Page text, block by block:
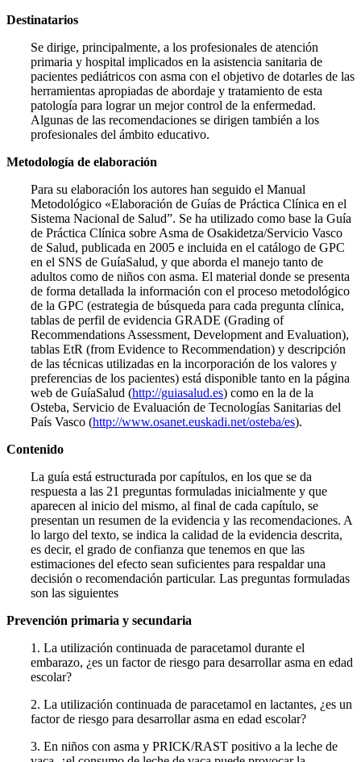
Destinatarios
Se dirige, principalmente, a los profesionales de atención
primaria y hospital implicados en la asistencia sanitaria de
pacientes pediátricos con asma con el objetivo de dotarles de las
herramientas apropiadas de abordaje y tratamiento de esta
patología para lograr un mejor control de la enfermedad.
Algunas de las recomendaciones se dirigen también a los
profesionales del ámbito educativo.
Metodología de elaboración
Para su elaboración los autores han seguido el Manual
Metodológico «Elaboración de Guías de Práctica Clínica en el
Sistema Nacional de Salud”. Se ha utilizado como base la Guía
de Práctica Clínica sobre Asma de Osakidetza/Servicio Vasco
de Salud, publicada en 2005 e incluida en el catálogo de GPC
en el SNS de GuíaSalud, y que aborda el manejo tanto de
adultos como de niños con asma. El material donde se presenta
de forma detallada la información con el proceso me­todológico
de la GPC (estrategia de búsqueda para cada pregunta clínica,
tablas de perfil de evidencia GRADE (Grading of
Recommendations Assessment, Development and Eva­luation),
tablas EtR (from Evidence to Recommendation) y descripción
de las técnicas utilizadas en la incorporación de los valores y
preferencias de los pacientes) está disponible tanto en la página
web de GuíaSalud (http://guiasalud.es) como en la de la
Osteba, Servicio de Evaluación de Tecnologías Sanitarias del
País Vasco (http://www.osanet.euskadi.net/osteba/es).
Contenido
La guía está estructurada por capítulos, en los que se da
respuesta a las 21 preguntas formuladas inicialmente y que
aparecen al inicio del mismo, al final de cada capítulo, se
presentan un resumen de la evidencia y las reco­mendaciones. A
lo largo del texto, se indica la calidad de la eviden­cia descrita,
es decir, el grado de confianza que tenemos en que las
estimaciones del efecto sean suficientes para respaldar una
decisión o recomendación particular. Las preguntas formuladas
son las siguientes
Prevención primaria y secundaria
1. La utilización continuada de paracetamol durante el
embarazo, ¿es un factor de riesgo para desarrollar asma en edad
escolar?
2. La utilización continuada de paracetamol en lactantes, ¿es un
factor de riesgo para desarrollar asma en edad escolar?
3. En niños con asma y PRICK/RAST positivo a la leche de